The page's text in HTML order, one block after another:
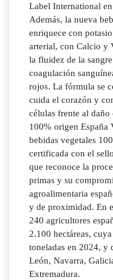
Label International
Además, la nueva
enriquece con
arterial, con Calcio y
la fluidez de la
coagulación
rojos. La fórmula se
cuida el corazón y
células frente al
100% origen España
bebidas vegetales
certificada con el
que reconoce la
primas y su
agroalimentaria
y de proximidad. En
240 agricultores
2.100 hectáreas,
toneladas en 2024, y
León, Navarra,
Extremadura.